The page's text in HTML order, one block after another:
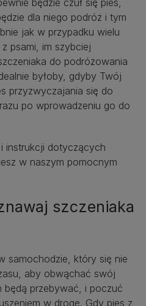
dla niego podróż i tym
jak w przypadku wielu
psami, im szybciej
do podróżowania
byłoby, gdyby Twój
przyzwyczajania się do
po wprowadzeniu go do
instrukcji dotyczących
w naszym pomocnym
szczeniaka
samochodzie, który się nie
aby obwąchać swój
będą przebywać, i poczuć
w drogę. Gdy pies z